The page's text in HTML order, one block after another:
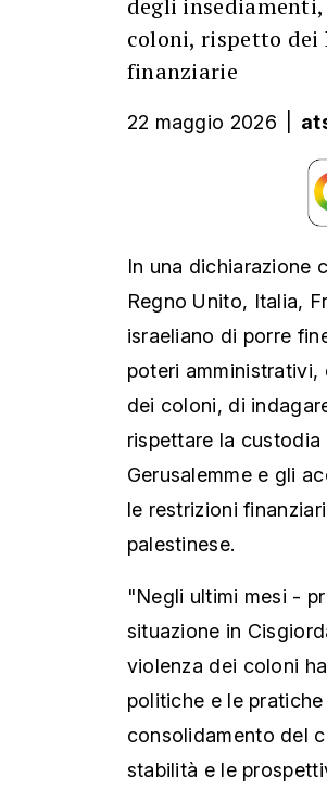
degli
coloni, rispetto dei
finanziarie
22 maggio 2026
In una dichiarazione
Regno Unito, Italia,
israeliano di porre
poteri amministrativi,
dei coloni, di
rispettare la
Gerusalemme e gli
le restrizioni
palestinese.
"Negli ultimi mesi -
situazione in
violenza dei coloni
politiche e le
consolidamento del
stabilità e le